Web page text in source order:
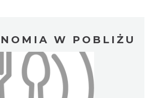
W POBLIŻU